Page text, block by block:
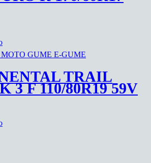
TRAIL
3 F 110/80R19 59V